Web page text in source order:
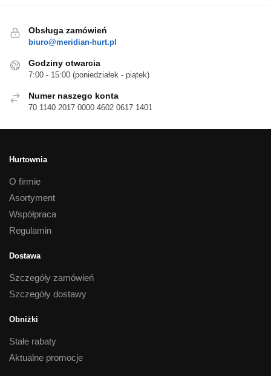
Obsługa zamówień
biuro@meridian-hurt.pl
Godziny otwarcia
7:00 - 15:00 (poniedziałek - piątek)
Numer naszego konta
70 1140 2017 0000 4602 0617 1401
Hurtownia
O firmie
Asortyment
Współpraca
Regulamin
Dostawa
Szczegóły zamówień
Szczegóły dostawy
Obniżki
Stałe rabaty
Aktualne promocje